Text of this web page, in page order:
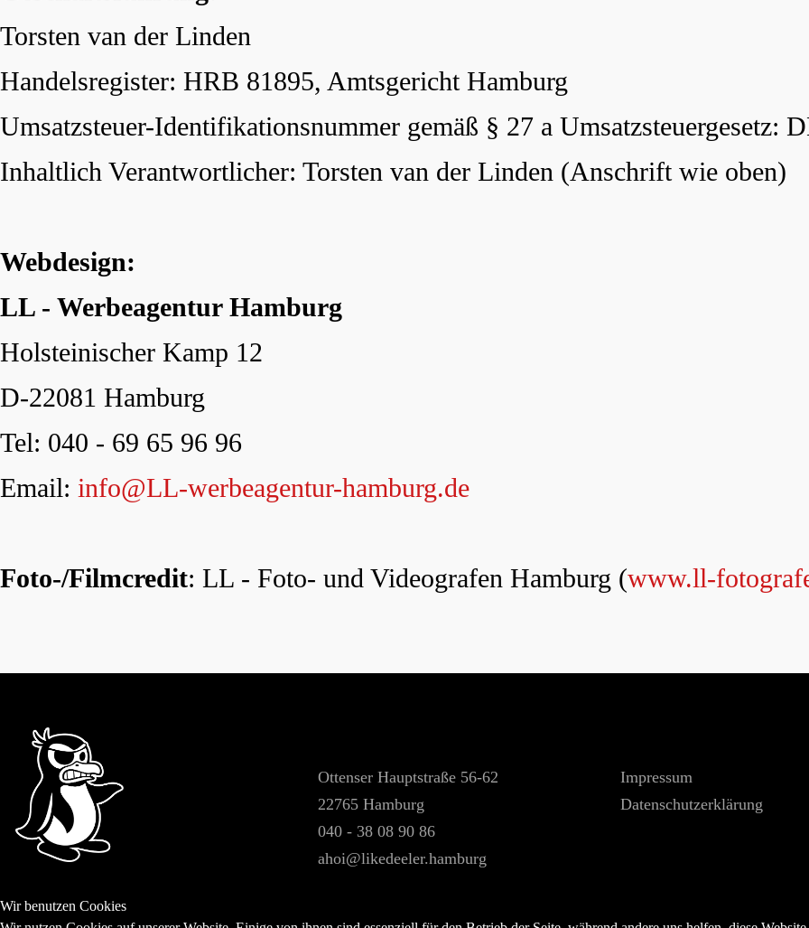
Torsten van der Linden
Handelsregister: HRB 81895, Amtsgericht Hamburg
Umsatzsteuer-Identifikationsnummer gemäß § 27 a Umsatzsteuergesetz:
Inhaltlich Verantwortlicher: Torsten van der Linden (Anschrift wie oben)
Webdesign:
LL - Werbeagentur Hamburg
Holsteinischer Kamp 12
D-22081 Hamburg
Tel: 040 - 69 65 96 96
Email: info@LL-werbeagentur-hamburg.de
Foto-/Filmcredit: LL - Foto- und Videografen Hamburg (www.ll-
Ottenser Hauptstraße 56-62
22765 Hamburg
040 - 38 08 90 86
ahoi@likedeeler.hamburg
Impressum
Datenschutzerklärung
Wir benutzen Cookies